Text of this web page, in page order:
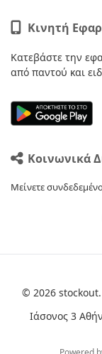
Κινητή
Κατεβάστε την
από παντού και
Κοινωνικά
Μείνετε
© 2026
Ιάσονος 3